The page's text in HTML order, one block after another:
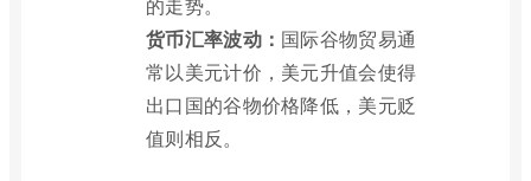
货币汇率波动： 国际谷物贸易通
常以美元计价，美元升值会使得
出口国的谷物价格降低，美元贬
值则相反。